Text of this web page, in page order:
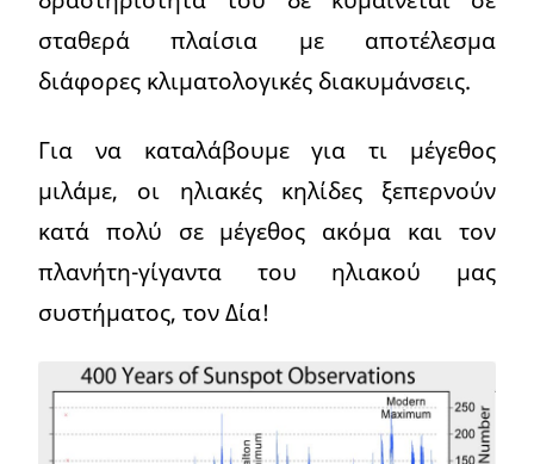
σταθερά πλαίσια με αποτέλεσμα
διάφορες κλιματολογικές διακυμάνσεις.
Για να καταλάβουμε για τι μέγεθος
μιλάμε, οι ηλιακές κηλίδες ξεπερνούν
κατά πολύ σε μέγεθος ακόμα και τον
πλανήτη-γίγαντα του ηλιακού μας
συστήματος, τον Δία!